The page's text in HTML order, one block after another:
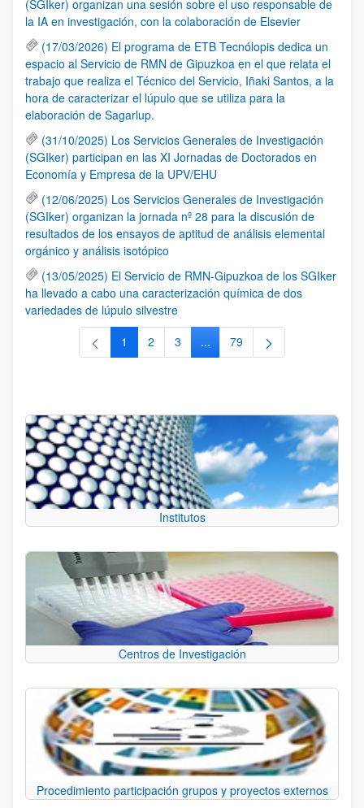
(SGIker) organizan una sesión sobre el uso responsable de
la IA en investigación, con la colaboración de Elsevier
(17/03/2026) El programa de ETB Tecnólopis dedica un
espacio al Servicio de RMN de Gipuzkoa en el que relata el
trabajo que realiza el Técnico del Servicio, Iñaki Santos, a la
hora de caracterizar el lúpulo que se utiliza para la
elaboración de Sagarlup.
(31/10/2025) Los Servicios Generales de Investigación
(SGIker) participan en las XI Jornadas de Doctorados en
Economía y Empresa de la UPV/EHU
(12/06/2025) Los Servicios Generales de Investigación
(SGIker) organizan la jornada nº 28 para la discusión de
resultados de los ensayos de aptitud de análisis elemental
orgánico y análisis isotópico
(13/05/2025) El Servicio de RMN-Gipuzkoa de los SGIker
ha llevado a cabo una caracterización química de dos
variedades de lúpulo silvestre
Página
1 Página
2 Página
3 ...Páginas intermedias Use TAB
Página
79
Institutos
Centros de Investigación
Procedimiento participación grupos y proyectos externos